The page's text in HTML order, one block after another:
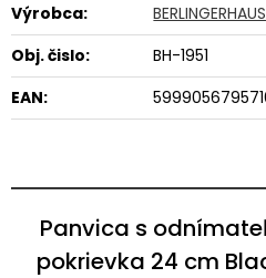
Výrobca:
BERLINGERHAUS
Obj. čislo:
BH-1951
EAN:
Panvica s
pokrievka 24 cm